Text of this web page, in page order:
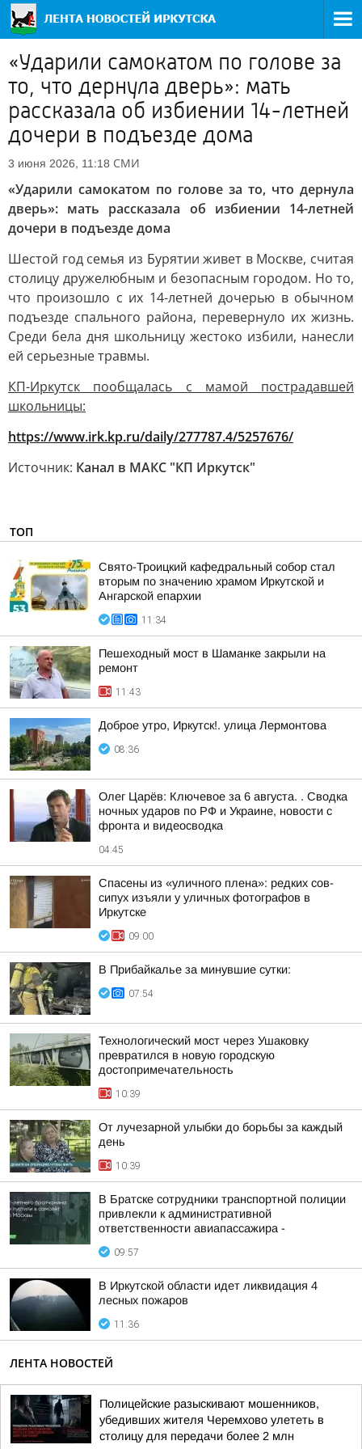
«Ударили самокатом по голове за
то, что дернула дверь»: мать
рассказала об избиении 14-летней
дочери в подъезде дома
3 июня 2026, 11:18 СМИ
«Ударили самокатом по голове за то, что дернула
дверь»: мать рассказала об избиении 14-летней
дочери в подъезде дома
Шестой год семья из Бурятии живет в Москве, считая
столицу дружелюбным и безопасным городом. Но то,
что произошло с их 14-летней дочерью в обычном
подъезде спального района, перевернуло их жизнь.
Среди бела дня школьницу жестоко избили, нанесли
ей серьезные травмы.
КП-Иркутск пообщалась с мамой пострадавшей
школьницы:
https://www.irk.kp.ru/daily/277787.4/5257676/
Источник: Канал в МАКС "КП Иркутск"
ТОП
Свято-Троицкий кафедральный собор стал
вторым по значению храмом Иркутской и
Ангарской епархии
11:34
Пешеходный мост в Шаманке закрыли на
ремонт
11:43
Доброе утро, Иркутск!. улица Лермонтова
08:36
Олег Царёв: Ключевое за 6 августа. . Сводка
ночных ударов по РФ и Украине, новости с
фронта и видеосводка
04:45
Спасены из «уличного плена»: редких сов-
сипух изъяли у уличных фотографов в
Иркутске
09:00
В Прибайкалье за минувшие сутки:
07:54
Технологический мост через Ушаковку
превратился в новую городскую
достопримечательность
10:39
От лучезарной улыбки до борьбы за каждый
день
10:39
В Братске сотрудники транспортной полиции
привлекли к административной
ответственности авиапассажира -
09:57
В Иркутской области идет ликвидация 4
лесных пожаров
11:36
ЛЕНТА НОВОСТЕЙ
Полицейские разыскивают мошенников,
убедивших жителя Черемхово улететь в
столицу для передачи более 2 млн